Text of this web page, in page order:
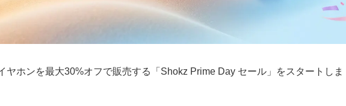
ヤホンを最大30%オフで販売する「Shokz Prime Day セール」をスタートしま